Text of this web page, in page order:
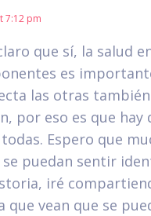
7:12 pm
que sí, la salud
es
las otras
por eso es que hay
Espero que
se puedan sentir
iré
que vean que se